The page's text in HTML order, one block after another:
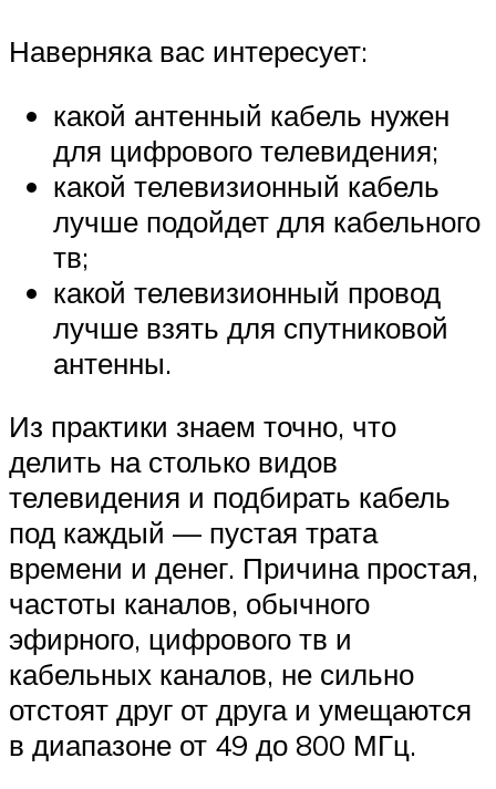
Наверняка вас интересует:
какой антенный кабель нужен
для цифрового телевидения;
какой телевизионный кабель
лучше подойдет для кабельного
тв;
какой телевизионный провод
лучше взять для спутниковой
антенны.
Из практики знаем точно, что
делить на столько видов
телевидения и подбирать кабель
под каждый — пустая трата
времени и денег. Причина простая,
частоты каналов, обычного
эфирного, цифрового тв и
кабельных каналов, не сильно
отстоят друг от друга и умещаются
в диапазоне от 49 до 800 МГц.